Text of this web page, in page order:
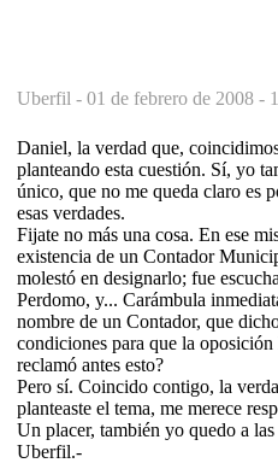
Uberfil - 01 de febrero de 2008 -
Daniel, la verdad que,
planteando esta cuestión. Sí, yo
único, que no me queda claro es
esas verdades.
Fijate no más una cosa. En ese
existencia de un Contador
molestó en designarlo; fue
Perdomo, y... Carámbula
nombre de un Contador, que
condiciones para que la
reclamó antes esto?
Pero sí. Coincido contigo, la
planteaste el tema, me merece
Un placer, también yo quedo a las
Uberfil.-